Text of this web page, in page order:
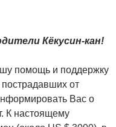
Кёкусин-кан!
помощь и поддержку
от
Вас о
К настоящему